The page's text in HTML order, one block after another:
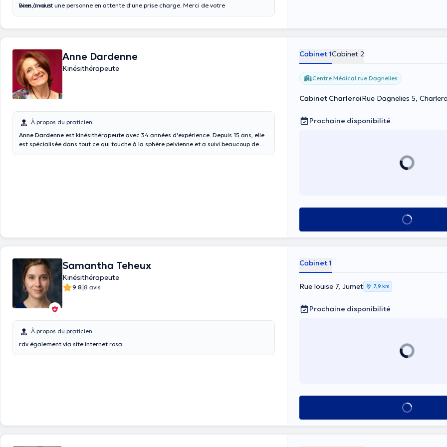
vous, moi et une personne en attente d'une prise charge. Merci de votre
Bien à vous.
Anne Dardenne
Kinésithérapeute
À propos du praticien
Anne Dardenne est kinésithérapeute avec 34 années d'expérience. Depuis 15 ans, elle
est spécialisée dans tout ce qui touche à la sphère pelvienne et a suivi beaucoup de
Cabinet 1Cabinet 2
Centre Médical rue Dagnelies
Cabinet CharleroiRue Dagnelies 5,
Prochaine disponibilité
Voir tout
Samantha Teheux
Kinésithérapeute
9.8|8 avis
À propos du praticien
rdv également via site internet rosa
Cabinet 1
Rue louise 7, Jumet 7,9 km
Prochaine disponibilité
Voir tout